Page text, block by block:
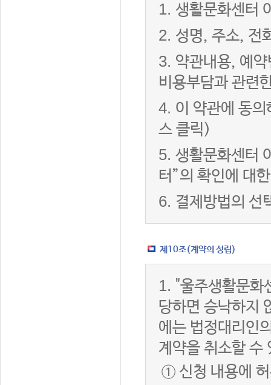
1. 생활문화센터
2. 성명, 주소, 전
3. 약관내용, 예
비용부담과 관련
4. 이 약관에 동
스 클릭)
5. 생활문화센터
터”의 확인에 대
6. 결제방법의 선
제10조(계약의 성립)
1. "울주생활문화
당하면 승낙하지
에는 법정대리인
계약을 취소할 수
① 신청 내용에